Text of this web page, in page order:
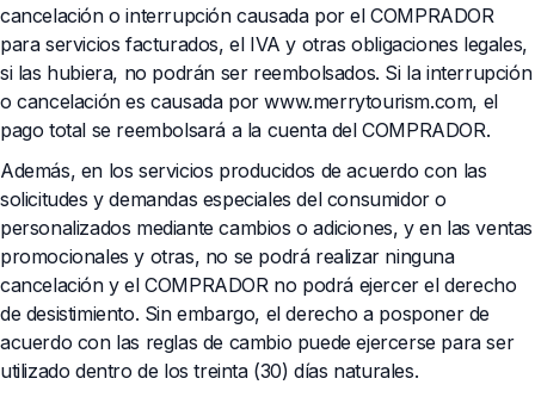
cancelación o interrupción causada por el COMPRADOR
para servicios facturados, el IVA y otras obligaciones legales,
si las hubiera, no podrán ser reembolsados. Si la interrupción
o cancelación es causada por www.merrytourism.com, el
pago total se reembolsará a la cuenta del COMPRADOR.
Además, en los servicios producidos de acuerdo con las
solicitudes y demandas especiales del consumidor o
personalizados mediante cambios o adiciones, y en las ventas
promocionales y otras, no se podrá realizar ninguna
cancelación y el COMPRADOR no podrá ejercer el derecho
de desistimiento. Sin embargo, el derecho a posponer de
acuerdo con las reglas de cambio puede ejercerse para ser
utilizado dentro de los treinta (30) días naturales.